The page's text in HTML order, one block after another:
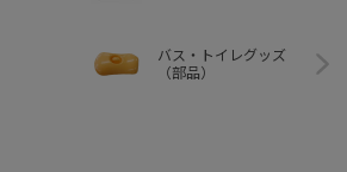
バス・トイレグッズ
（部品）